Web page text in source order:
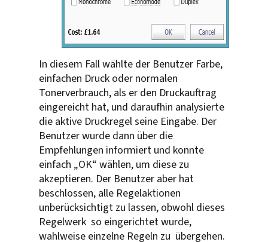
In diesem Fall wählte der Benutzer Farbe,
einfachen Druck oder normalen
Tonerverbrauch, als er den Druckauftrag
eingereicht hat, und daraufhin analysierte
die aktive Druckregel seine Eingabe. Der
Benutzer wurde dann über die
Empfehlungen informiert und konnte
einfach „OK“ wählen, um diese zu
akzeptieren. Der Benutzer aber hat
beschlossen, alle Regelaktionen
unberücksichtigt zu lassen, obwohl dieses
Regelwerk so eingerichtet wurde,
wahlweise einzelne Regeln zu übergehen.